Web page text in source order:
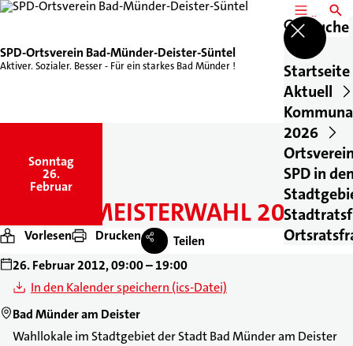
SPD-Ortsverein Bad-Münder-Deister-Süntel
Aktiver. Sozialer. Besser - Für ein starkes Bad Münder !
MENÜSuche
Startseite
Aktuell
2026
SPD in
Sonntag
26.
Februar
BÜRGERMEISTERWAHL 2012
Vorlesen Drucken
Teilen
26. Februar 2012, 09:00 – 19:00
In den Kalender speichern (ics-Datei)
Bad Münder am Deister
Wahllokale im Stadtgebiet der Stadt Bad Münder am Deister